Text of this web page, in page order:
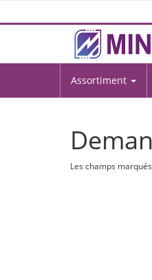
Assortiment
Les champs